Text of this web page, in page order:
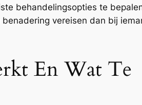
behandelingsopties te
vereisen dan bij
En Wat Te